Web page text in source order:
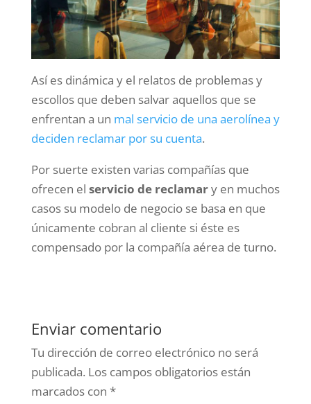
Así es dinámica y el relatos de problemas y
escollos que deben salvar aquellos que se
enfrentan a un mal servicio de una aerolínea y
deciden reclamar por su cuenta.
Por suerte existen varias compañías que
ofrecen el servicio de reclamary en muchos
casos su modelo de negocio se basa en que
únicamente cobran al cliente si éste es
compensado por la compañía aérea de turno.
Enviar comentario
Tu dirección de correo electrónico no será
publicada. Los campos obligatorios están
marcados con *